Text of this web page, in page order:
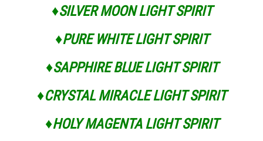
♦SILVER MOON LIGHT SPIRIT
♦PURE WHITE LIGHT SPIRIT
♦SAPPHIRE BLUE LIGHT SPIRIT
♦CRYSTAL MIRACLE LIGHT SPIRIT
♦HOLY MAGENTA LIGHT SPIRIT